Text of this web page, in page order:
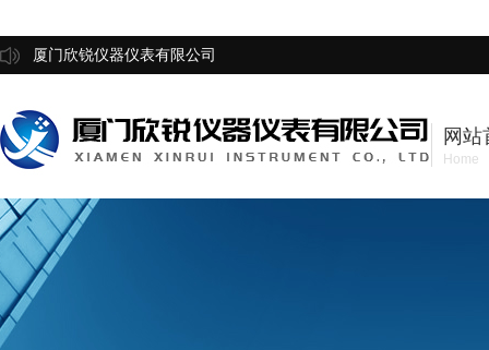
厦门欣锐仪器仪表有限公司
网站
Home